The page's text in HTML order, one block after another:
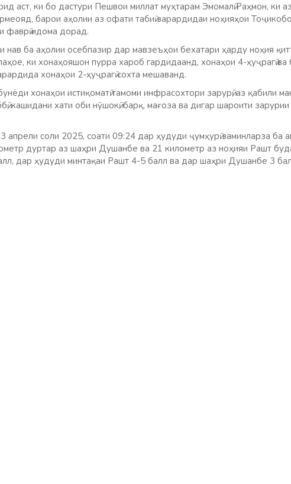
аст, ки бо дастури Пешвои миллат муҳтарам Эмомалӣ Раҳмон, ки
барои аҳолии аз офати табиӣ зарардидаи ноҳияҳои
фаврӣ идома дорад.
нав ба аҳолии осебпазир дар мавзеъҳои бехатари ҳарду ноҳия
ки хонаҳояшон пурра хароб гардидаанд, хонаҳои 4-ҳуҷрагӣ ва
хонаҳои 2-ҳуҷрагӣ сохта мешаванд.
хонаҳои истиқоматӣ тамоми инфрасохтори зарурӣ, аз қабили
кашидани хати оби нӯшокӣ, барқ, мағоза ва дигар шароити
апрели соли 2025, соати 09:24 дар ҳудуди ҷумҳурӣ заминларза ба
дуртар аз шаҳри Душанбе ва 21 километр аз ноҳияи Рашт
дар ҳудуди минтақаи Рашт 4-5 балл ва дар шаҳри Душанбе 3